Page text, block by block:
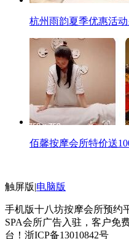
杭州雨韵夏季优惠活动
佰馨按摩会所特价送
触屏版|电脑版
手机版十八坊按摩会所预约
SPA会所广告入驻，客户免
台！ 浙ICP备13010842号